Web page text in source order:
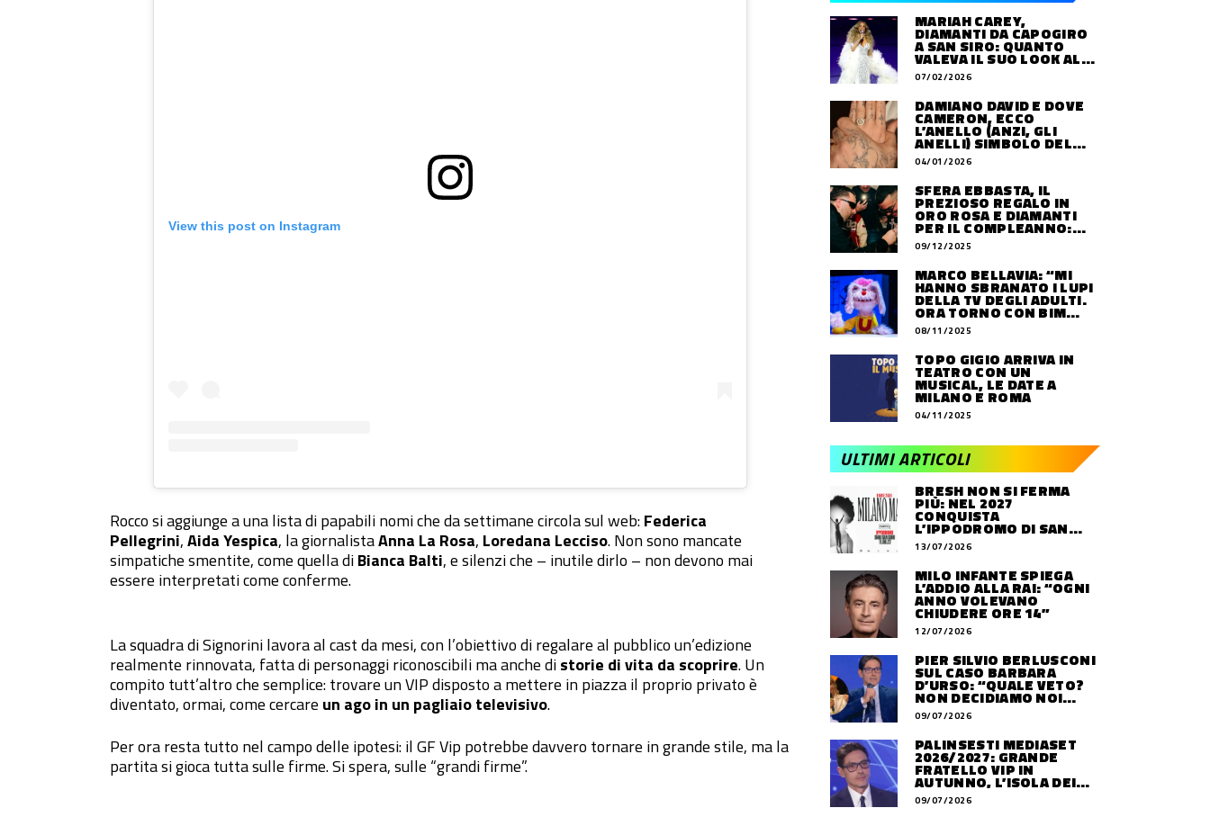
View this post on Instagram
Rocco si aggiunge a una lista di papabili nomi che da settimane circola sul web:Federica
Pellegrini,Aida Yespica, la giornalistaAnna La Rosa, Loredana Lecciso. Non sono mancate
simpatiche smentite, come quella diBianca Balti, e silenzi che – inutile dirlo – non devono mai
essere interpretati come conferme.
La squadra di Signorini lavora al cast da mesi, con l’obiettivo di regalare al pubblico un’edizione
realmente rinnovata, fatta di personaggi riconoscibili ma anche distorie di vita da scoprire. Un
compito tutt’altro che semplice: trovare un VIP disposto a mettere in piazza il proprio privato è
diventato, ormai, come cercare un ago in un pagliaio televisivo.
Per ora resta tutto nel campo delle ipotesi: il GF Vip potrebbe davvero tornare in grande stile, ma la
partita si gioca tutta sulle firme. Si spera, sulle “grandi firme”.
MARIAH CAREY,
DIAMANTI DA CAPOGIRO
A SAN SIRO: QUANTO
VALEVA IL SUO LOOK ALLE
OLIMPIADI
07/02/2026
DAMIANO DAVID E DOVE
CAMERON, ECCO
L’ANELLO (ANZI, GLI
ANELLI) SIMBOLO DEL
LORO AMORE
04/01/2026
SFERA EBBASTA, IL
PREZIOSO REGALO IN
ORO ROSA E DIAMANTI
PER IL COMPLEANNO:
QUANTO VALE
09/12/2025
MARCO BELLAVIA: “MI
HANNO SBRANATO I LUPI
DELLA TV DEGLI ADULTI.
ORA TORNO CON BIM
BUM BAM PARTY”
08/11/2025
TOPO GIGIO ARRIVA IN
TEATRO CON UN
MUSICAL, LE DATE A
MILANO E ROMA
04/11/2025
ULTIMI ARTICOLI
BRESH NON SI FERMA
PIÙ: NEL 2027
CONQUISTA
L’IPPODROMO DI SAN
SIRO CON “MILANO
MAREA”
13/07/2026
MILO INFANTE SPIEGA
L’ADDIO ALLA RAI: “OGNI
ANNO VOLEVANO
CHIUDERE ORE 14”
12/07/2026
PIER SILVIO BERLUSCONI
SUL CASO BARBARA
D’URSO: “QUALE VETO?
NON DECIDIAMO NOI
DOVE LAVORERÀ”
09/07/2026
PALINSESTI MEDIASET
2026/2027: GRANDE
FRATELLO VIP IN
AUTUNNO, L’ISOLA DEI
FAMOSI SLITTA AL 2027
09/07/2026